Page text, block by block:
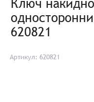
Ключ
620821
Артикул: 620821